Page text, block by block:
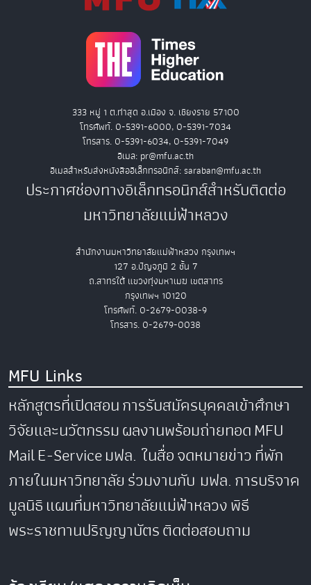
333 หมู่ 1 ต.ท่าสุด อ.เมือง จ. เชียงราย 57100
โทรศัพท์. 0-5391-6000, 0-5391-7034
โทรสาร. 0-5391-6034, 0-5391-7049
อีเมล: pr@mfu.ac.th
อีเมลสำหรับส่งหนังสืออิเล็กทรอนิกส์: saraban@mfu.ac.th
ประกาศช่องทางอิเล็กทรอนิกส์สำหรับติดต่อ
มหาวิทยาลัยแม่ฟ้าหลวง
สำนักงานมหาวิทยาลัยแม่ฟ้าหลวง กรุงเทพฯ
127 อ.ปัญจภูมิ 2 ชั้น 7
ถ.สาทรใต้ แขวงทุ่งมหาเมฆ เขตสาทร
กรุงเทพฯ 10120
โทรศัพท์. 0-2679-0038-9
โทรสาร. 0-2679-0038
MFU Links
หลักสูตรที่เปิดสอนการรับสมัครบุคคลเข้าศึกษา
วิจัยและนวัตกรรมผลงานพร้อมถ่ายทอดMFU
MailE-Serviceมฟล. ในสื่อจดหมายข่าวที่พัก
ภายในมหาวิทยาลัยร่วมงานกับ มฟล.การบริจาค
มูลนิธิแผนที่มหาวิทยาลัยแม่ฟ้าหลวงพิธี
พระราชทานปริญญาบัตรติดต่อสอบถาม